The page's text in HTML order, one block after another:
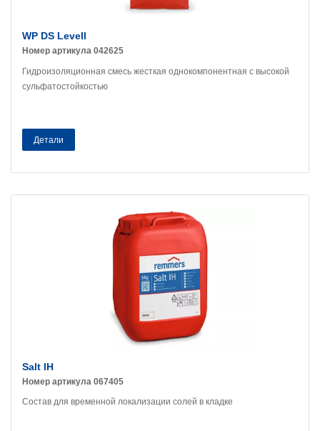
WP DS Levell
Номер артикула 042625
Гидроизоляционная смесь жесткая однокомпонентная с высокой
сульфатостойкостью
Детали
Salt IH
Номер артикула 067405
Состав для временной локализации солей в кладке